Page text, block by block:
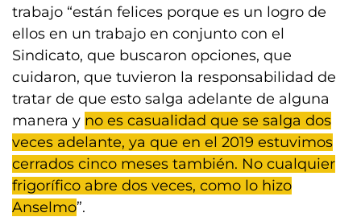
trabajo “están felices porque es un logro de
ellos en un trabajo en conjunto con el
Sindicato, que buscaron opciones, que
cuidaron, que tuvieron la responsabilidad de
tratar de que esto salga adelante de alguna
manera y no es casualidad que se salga dos
veces adelante, ya que en el 2019 estuvimos
cerrados cinco meses también. No cualquier
frigorífico abre dos veces, como lo hizo
Anselmo”.